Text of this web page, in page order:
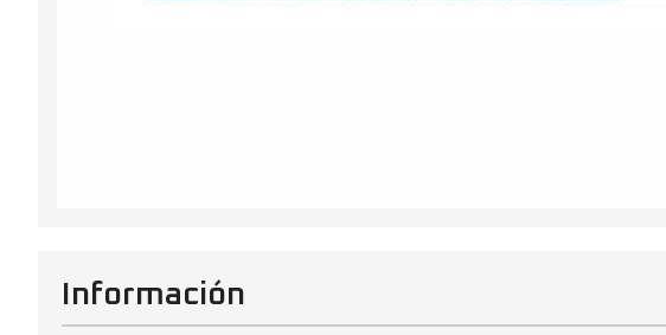
Información